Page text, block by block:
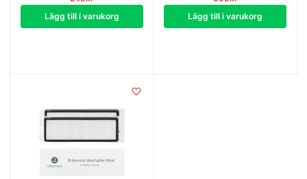
Lägg till i varukorg
Lägg till i varukorg